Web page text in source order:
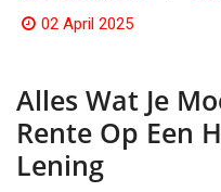
02 April 2025
Alles Wat Je
Rente Op Een
Lening